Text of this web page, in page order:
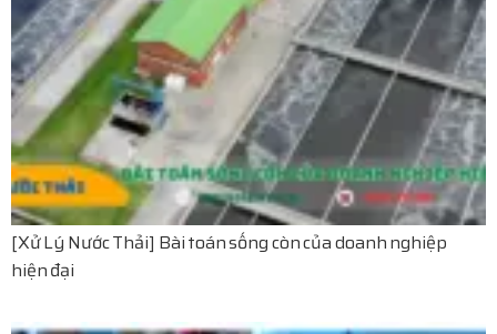
[Xử Lý Nước Thải] Bài toán sống còn của doanh nghiệp
hiện đại